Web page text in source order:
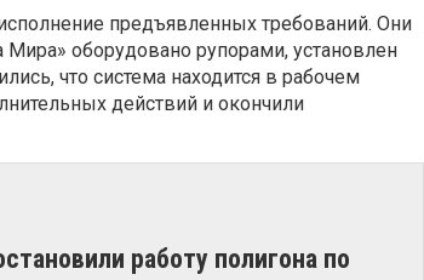
предъявленных требований. Они
оборудовано рупорами, установлен
что система находится в рабочем
действий и окончили
работу полигона по